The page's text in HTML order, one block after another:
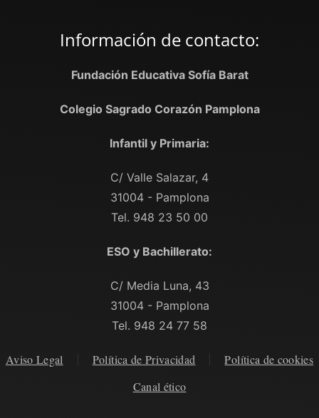
Información de contacto:
Fundación Educativa Sofía Barat
Colegio Sagrado Corazón Pamplona
Infantil y Primaria:
C/ Valle Salazar, 4
31004 - Pamplona
Tel. 948 23 50 00
ESO y Bachillerato:
C/ Media Luna, 43
31004 - Pamplona
Tel. 948 24 77 58
Aviso Legal Política de Privacidad
Política de cookies
Canal ético